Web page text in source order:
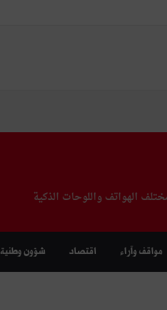
الهواتف واللوحات الذكية
مواقف وآراء اقتصاد شؤون وطنية